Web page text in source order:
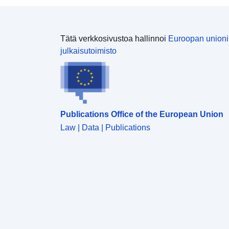
Tätä verkkosivustoa hallinnoi Euroopan
julkaisutoimisto
Publications Office of the European Union
Law | Data | Publications